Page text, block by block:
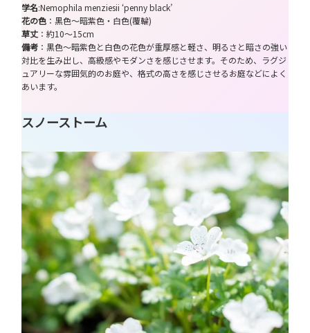
学名:Nemophila menziesii ‘penny black’
花の色 ：黒色～暗紫色・白色(覆輪)
草丈 ：約10～15cm
備考 ：黒色～暗紫色と白色の花色が重厚感と軽さ、明るさと暗さの強い
対比を生み出し、高級感やモダンさを感じさせます。そのため、ラグジ
ュアリーな雰囲気的のお庭や、格式の高さを感じさせるお庭などによく
あいます。
スノーストーム